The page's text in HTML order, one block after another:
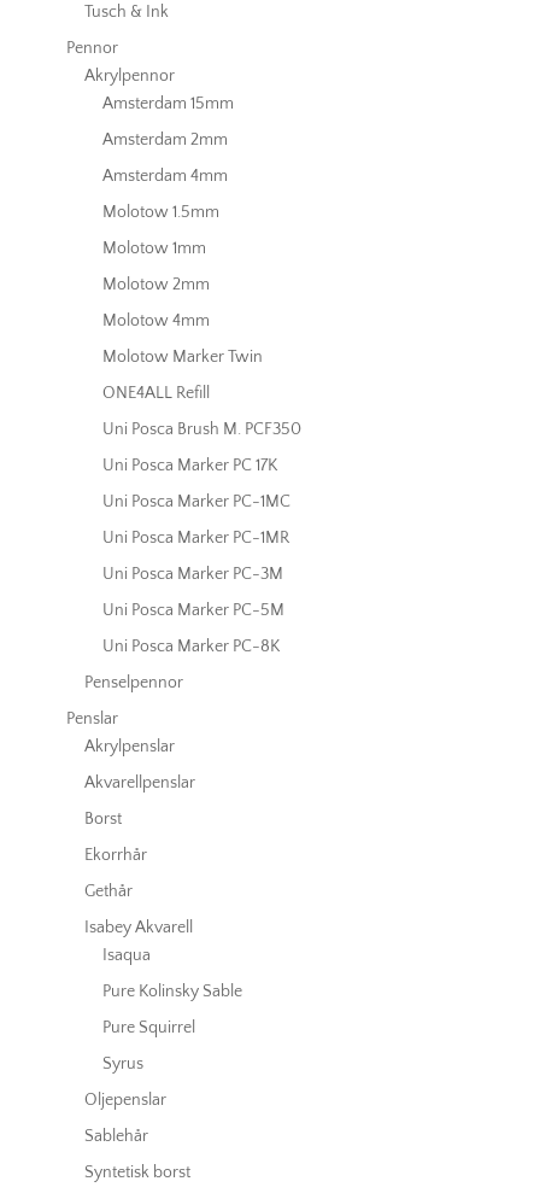
Tusch & Ink
Pennor
Akrylpennor
Amsterdam 15mm
Amsterdam 2mm
Amsterdam 4mm
Molotow 1.5mm
Molotow 1mm
Molotow 2mm
Molotow 4mm
Molotow Marker Twin
ONE4ALL Refill
Uni Posca Brush M. PCF350
Uni Posca Marker PC 17K
Uni Posca Marker PC-1MC
Uni Posca Marker PC-1MR
Uni Posca Marker PC-3M
Uni Posca Marker PC-5M
Uni Posca Marker PC-8K
Penselpennor
Penslar
Akrylpenslar
Akvarellpenslar
Borst
Ekorrhår
Gethår
Isabey Akvarell
Isaqua
Pure Kolinsky Sable
Pure Squirrel
Syrus
Oljepenslar
Sablehår
Syntetisk borst